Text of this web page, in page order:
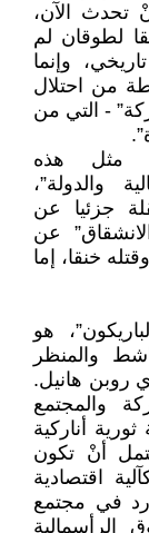
تحدث الآن،
لطوقان لم
وإنما
من احتلال
- التي من
مثل هذه
والدولة”،
جزئيا عن
عن
خنقا، إما
هو
والمنظر
روبن هانيل.
والمجتمع
أناركية
أنْ تكون
اقتصادية
في مجتمع
الرأسمالية